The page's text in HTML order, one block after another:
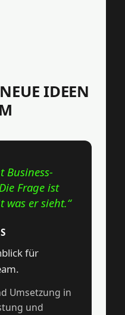
IDEEN
Business-
Frage ist
was er sieht.“
für
Umsetzung in
und